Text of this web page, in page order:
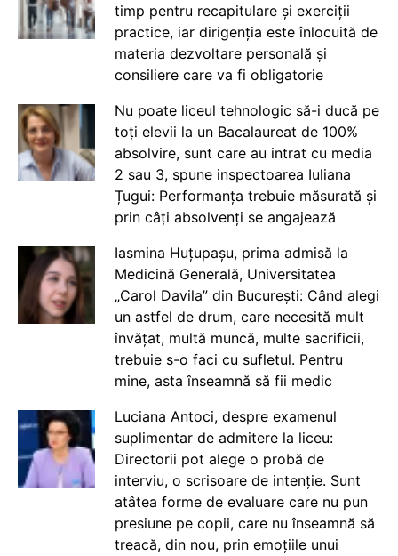
timp pentru recapitulare și exerciții
practice, iar dirigenția este înlocuită de
materia dezvoltare personală și
consiliere care va fi obligatorie
Nu poate liceul tehnologic să-i ducă pe
toți elevii la un Bacalaureat de 100%
absolvire, sunt care au intrat cu media
2 sau 3, spune inspectoarea Iuliana
Țugui: Performanța trebuie măsurată și
prin câți absolvenți se angajează
Iasmina Huțupașu, prima admisă la
Medicină Generală, Universitatea
„Carol Davila” din București: Când alegi
un astfel de drum, care necesită mult
învățat, multă muncă, multe sacrificii,
trebuie s-o faci cu sufletul. Pentru
mine, asta înseamnă să fii medic
Luciana Antoci, despre examenul
suplimentar de admitere la liceu:
Directorii pot alege o probă de
interviu, o scrisoare de intenție. Sunt
atâtea forme de evaluare care nu pun
presiune pe copii, care nu înseamnă să
treacă, din nou, prin emoțiile unui